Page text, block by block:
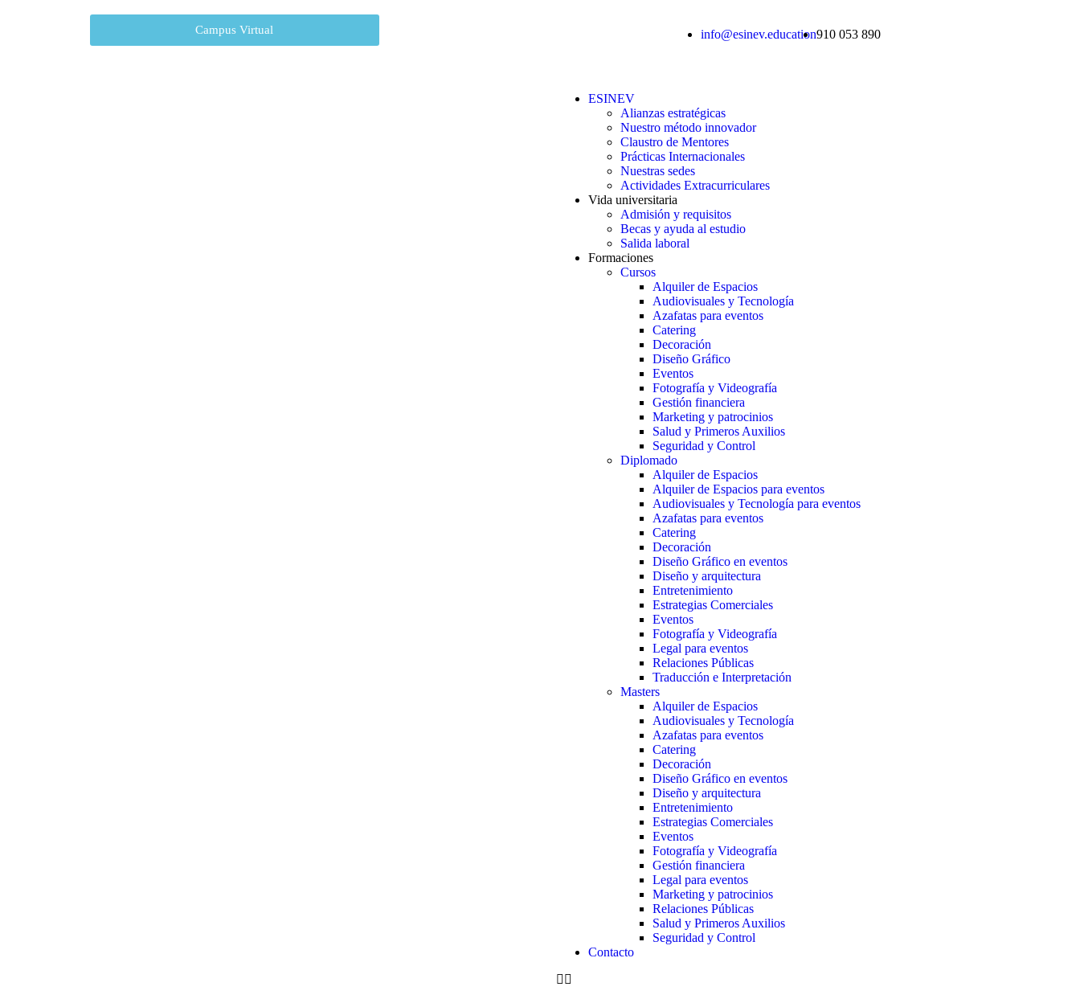
Campus Virtual info@esinev.education910 053 890
ESINEV
Alianzas estratégicas
Nuestro método innovador
Claustro de Mentores
Prácticas Internacionales
Nuestras sedes
Actividades Extracurriculares
Vida universitaria
Admisión y requisitos
Becas y ayuda al estudio
Salida laboral
Formaciones
Cursos
Alquiler de Espacios
Audiovisuales y Tecnología
Azafatas para eventos
Catering
Decoración
Diseño Gráfico
Eventos
Fotografía y Videografía
Gestión financiera
Marketing y patrocinios
Salud y Primeros Auxilios
Seguridad y Control
Diplomado
Alquiler de Espacios
Alquiler de Espacios para eventos
Audiovisuales y Tecnología para eventos
Azafatas para eventos
Catering
Decoración
Diseño Gráfico en eventos
Diseño y arquitectura
Entretenimiento
Estrategias Comerciales
Eventos
Fotografía y Videografía
Legal para eventos
Relaciones Públicas
Traducción e Interpretación
Masters
Alquiler de Espacios
Audiovisuales y Tecnología
Azafatas para eventos
Catering
Decoración
Diseño Gráfico en eventos
Diseño y arquitectura
Entretenimiento
Estrategias Comerciales
Eventos
Fotografía y Videografía
Gestión financiera
Legal para eventos
Marketing y patrocinios
Relaciones Públicas
Salud y Primeros Auxilios
Seguridad y Control
Contacto